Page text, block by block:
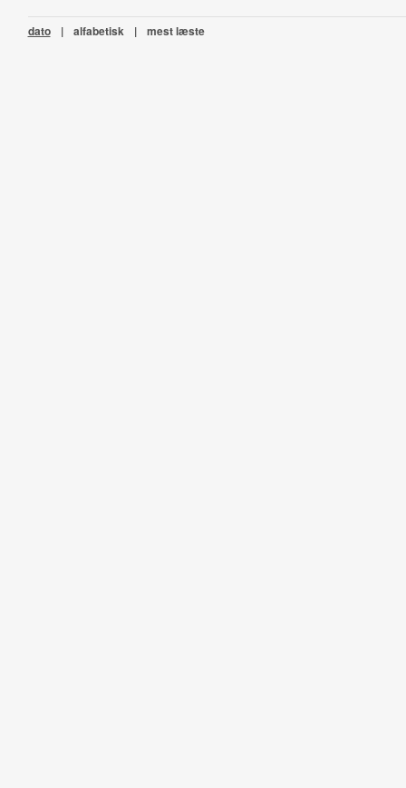
dato | alfabetisk | mest læste